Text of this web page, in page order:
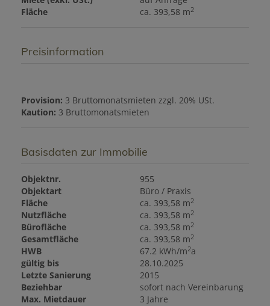
Fläche
ca. 393,58 m2
Preisinformation
Provision: 3 Bruttomonatsmieten zzgl. 20% USt.
Kaution: 3 Bruttomonatsmieten
Basisdaten zur Immobilie
Objektnr.
955
Objektart
Büro / Praxis
Fläche
ca. 393,58 m2
Nutzfläche ca. 393,58 m2
Bürofläche ca. 393,58 m2
Gesamtfläche ca. 393,58 m2
HWB 67.2 kWh/m2a
gültig bis
28.10.2025
Letzte Sanierung
2015
Beziehbar
sofort nach Vereinbarung
Max. Mietdauer
3 Jahre